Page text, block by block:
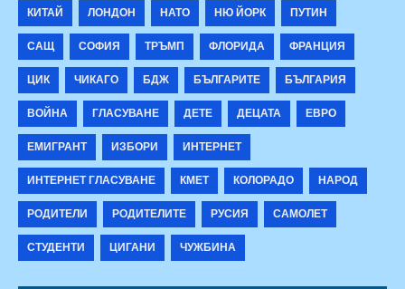
КИТАЙ
ЛОНДОН НАТО НЮ ЙОРК
ПУТИН
САЩ
СОФИЯ ТРЪМП ФЛОРИДА
ФРАНЦИЯ
ЦИК
ЧИКАГО БДЖ БЪЛГАРИТЕ
БЪЛГАРИЯ
ВОЙНА
ГЛАСУВАНЕ ДЕТЕ ДЕЦАТА
ЕВРО
ЕМИГРАНТ
ИЗБОРИ
ИНТЕРНЕТ
ИНТЕРНЕТ ГЛАСУВАНЕ
КМЕТ КОЛОРАДО
НАРОД
РОДИТЕЛИ
РОДИТЕЛИТЕ РУСИЯ
САМОЛЕТ
СТУДЕНТИ
ЦИГАНИ ЧУЖБИНА